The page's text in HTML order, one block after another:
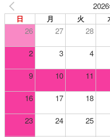
日 月 火
26 27 28
2 3 4
9 10 11
16 17 18
23 24 25